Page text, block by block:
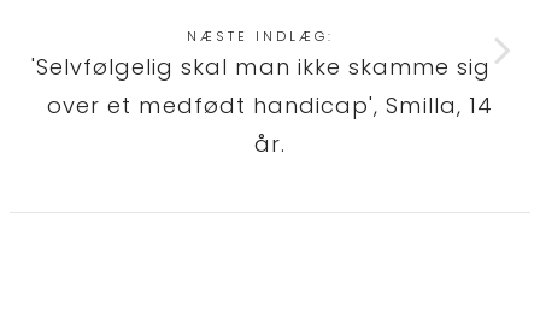
NÆSTE INDLÆG:
'Selvfølgelig skal man ikke skamme sig
over et medfødt handicap', Smilla, 14
år.